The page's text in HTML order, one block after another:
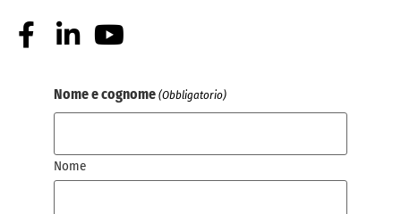
Nome e cognome (Obbligatorio)
Nome